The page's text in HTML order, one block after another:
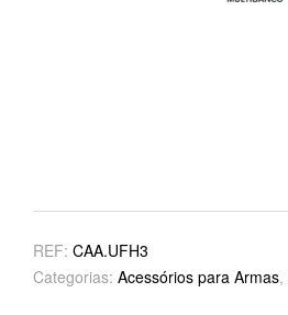
REF: CAA.UFH3
Categorias: Acessórios para Armas,